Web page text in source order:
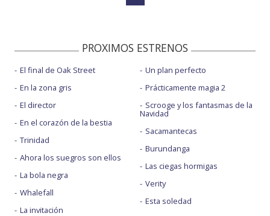
PROXIMOS ESTRENOS
El final de Oak Street
En la zona gris
El director
En el corazón de la bestia
Trinidad
Ahora los suegros son ellos
La bola negra
Whalefall
La invitación
Un plan perfecto
Prácticamente magia 2
Scrooge y los fantasmas de la
Navidad
Sacamantecas
Burundanga
Las ciegas hormigas
Verity
Esta soledad